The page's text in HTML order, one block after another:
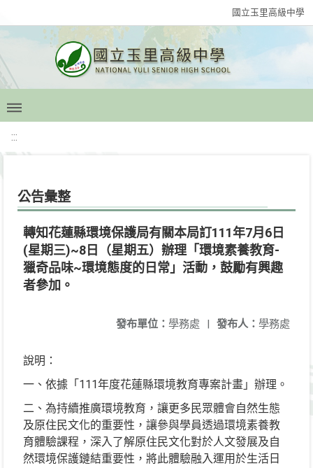
國立玉里高級中學
:::
公告彙整
轉知花蓮縣環境保護局有關本局訂111年7月6日
(星期三)~8日（星期五）辦理「環境素養教育-
獵奇品味~環境態度的日常」活動，鼓勵有興趣
者參加。
發布人： 學務處
發布單位： 學務處 |
說明：
一、依據「111年度花蓮縣環境教育專案計畫」辦理。
二、為持續推廣環境教育，讓更多民眾體會自然生態
及原住民文化的重要性，讓參與學員透過環境素養教
育體驗課程，深入了解原住民文化對於人文發展及自
然環境保護鏈結重要性，將此體驗融入運用於生活日